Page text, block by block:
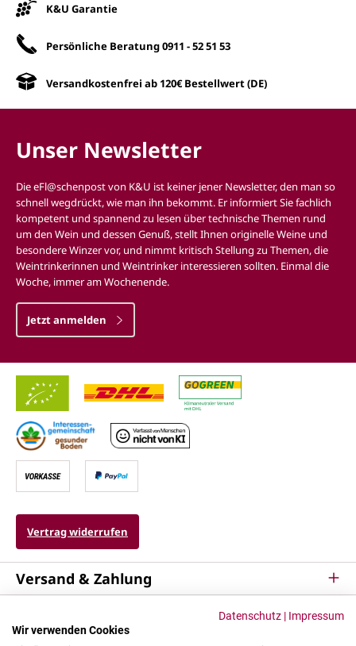
K&U Garantie
Persönliche Beratung0911 - 52 51 53
Versandkostenfrei ab 120€ Bestellwert (DE)
Unser Newsletter
Die eFl@schenpost von K&U ist keiner jener Newsletter, den man so
schnell wegdrückt, wie man ihn bekommt. Er informiert Sie fachlich
kompetent und spannend zu lesen über technische Themen rund
um den Wein und dessen Genuß, stellt Ihnen originelle Weine und
besondere Winzer vor, und nimmt kritisch Stellung zu Themen, die
Weintrinkerinnen und Weintrinker interessieren sollten. Einmal die
Woche, immer am Wochenende.
Jetzt anmelden
Vertrag widerrufen
Versand & Zahlung
Datenschutz | Impressum
Wir verwenden Cookies